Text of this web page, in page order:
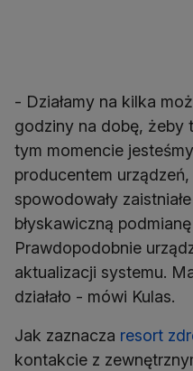
- Działamy na kilka
godziny na dobę, żeby
tym momencie
producentem
spowodowały
błyskawiczną
Prawdopodobnie
aktualizacji systemu.
działało - mówi Kulas.
Jak zaznacza resort
kontakcie z